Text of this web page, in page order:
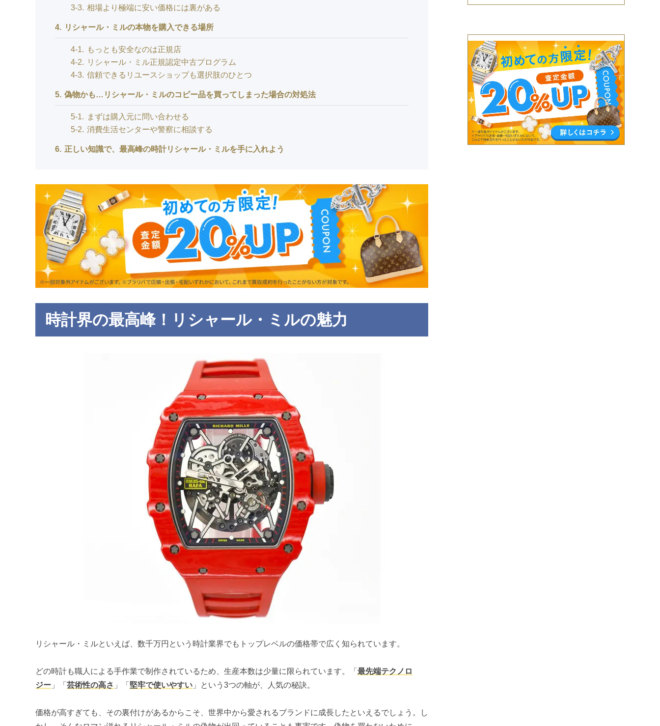
3-3 相場より極端に安い価格には裏がある
4 リシャール・ミルの本物を購入できる場所
4-1
もっとも安全なのは正規店
4-2
リシャール・ミル正規認定中古プログラム
4-3 信頼できるリユースショップも選択肢のひとつ
5 偽物かも…リシャール・ミルのコピー品を買ってしまった場合の対処法
5-1
まずは購入元に問い合わせる
5-2
消費生活センターや警察に相談する
6 正しい知識で、最高峰の時計リシャール・ミルを手に入れよう
時計界の最高峰！リシャール・ミルの魅力
リシャール・ミルといえば、数千万円という時計業界でもトップレベルの価格帯で広く知られています。
どの時計も職人による手作業で制作されているため、生産本数は少量に限られています。「 最先端テクノロ
ジー 」「 芸術性の高さ 」「 堅牢で使いやすい 」という3つの軸が、人気の秘訣。
価格が高すぎても、その裏付けがあるからこそ、世界中から愛されるブランドに成長したといえるでしょう。し